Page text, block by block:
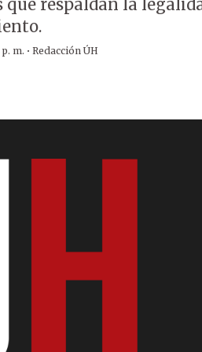
respaldan la
m. · Redacción ÚH